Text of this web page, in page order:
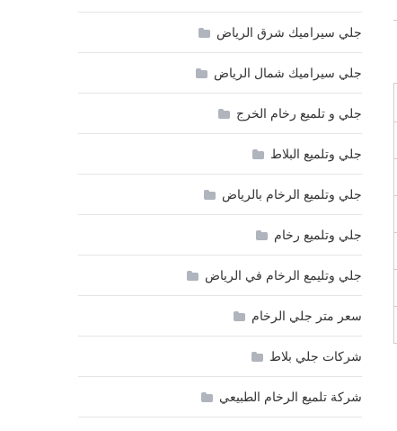
جلي سيراميك شرق الرياض
جلي سيراميك شمال الرياض
جلي و تلميع رخام الخرج
جلي وتلميع البلاط
جلي وتلميع الرخام بالرياض
جلي وتلميع رخام
جلي وتليمع الرخام في الرياض
سعر متر جلي الرخام
شركات جلي بلاط
شركة تلميع الرخام الطبيعي